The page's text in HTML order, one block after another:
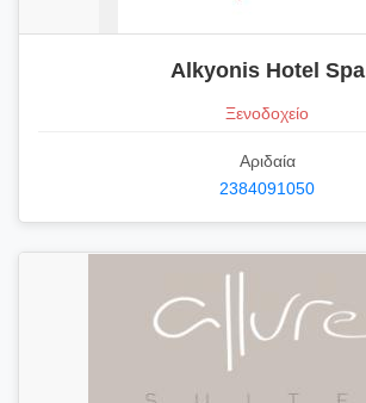
Alkyonis Hotel Spa
Ξενοδοχείο
Αριδαία
2384091050